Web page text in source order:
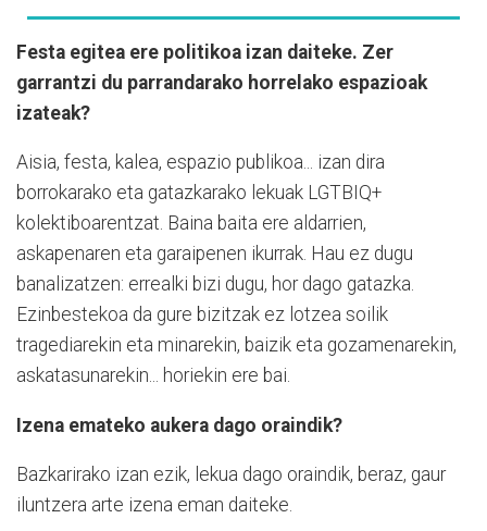
Festa egitea ere politikoa izan daiteke. Zer
garrantzi du parrandarako horrelako espazioak
izateak?
Aisia, festa, kalea, espazio publikoa... izan dira
borrokarako eta gatazkarako lekuak LGTBIQ+
kolektiboarentzat. Baina baita ere aldarrien,
askapenaren eta garaipenen ikurrak. Hau ez dugu
banalizatzen: errealki bizi dugu, hor dago gatazka.
Ezinbestekoa da gure bizitzak ez lotzea soilik
tragediarekin eta minarekin, baizik eta gozamenarekin,
askatasunarekin... horiekin ere bai.
Izena emateko aukera dago oraindik?
Bazkarirako izan ezik, lekua dago oraindik, beraz, gaur
iluntzera arte izena eman daiteke.